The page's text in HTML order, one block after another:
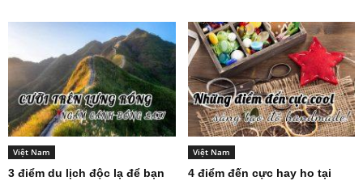
Việt Nam
3 điểm du lịch độc lạ để bạn
Việt Nam
4 điểm đến cực hay ho tại